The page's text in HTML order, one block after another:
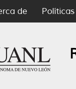
de Políticas